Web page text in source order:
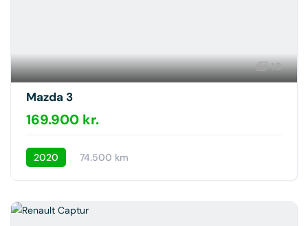
18
Mazda 3
169.900 kr.
2020 74.500 km